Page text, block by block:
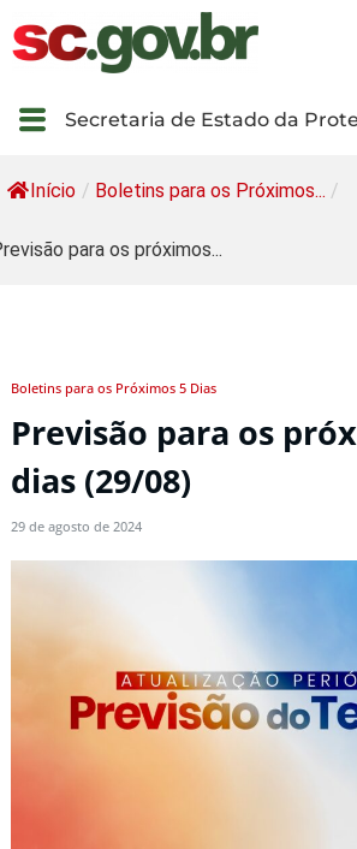
Secretaria de Estado da
Início / Boletins para os Próximos... /
para os próximos...
Boletins para os Próximos 5 Dias
Previsão para os
dias (29/08)
29 de agosto de 2024